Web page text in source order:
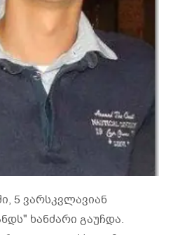
5 ვარსკვლავიან
ხანძარი გაუჩდა.